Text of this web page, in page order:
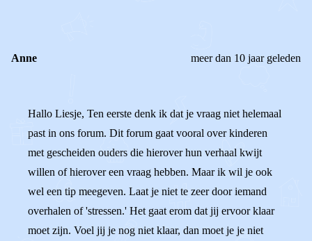
Anne meer dan 10 jaar geleden
Hallo Liesje, Ten eerste denk ik dat je vraag niet helemaal
past in ons forum. Dit forum gaat vooral over kinderen
met gescheiden ouders die hierover hun verhaal kwijt
willen of hierover een vraag hebben. Maar ik wil je ook
wel een tip meegeven. Laat je niet te zeer door iemand
overhalen of 'stressen.' Het gaat erom dat jij ervoor klaar
moet zijn. Voel jij je nog niet klaar, dan moet je je niet